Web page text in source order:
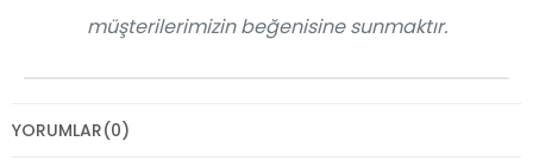
müşterilerimizin beğenisine sunmaktır.
YORUMLAR(0)